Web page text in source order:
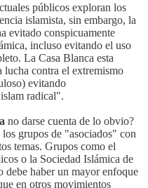
públicos exploran los
islamista, sin embargo, la
evitado conspicuamente
incluso evitando el uso
La Casa Blanca esta
lucha contra el extremismo
evitando
radical".
no darse cuenta de lo obvio?
los grupos de "asociados" con
temas. Grupos como el
o la Sociedad Islámica de
debe haber un mayor enfoque
en otros movimientos